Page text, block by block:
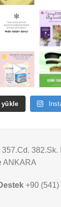
yükle
357.Cd.
ANKARA
+90 (541)